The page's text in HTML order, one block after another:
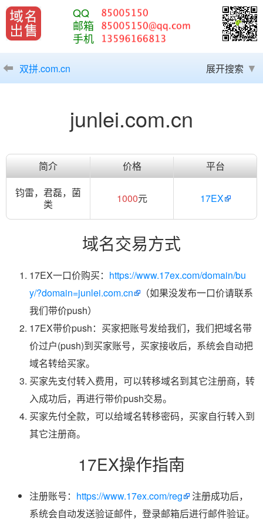
QQ
邮箱
手机
双拼.com.cn 展开搜索
junlei.com.cn
简介 价格
平台
钧雷，君磊，菌
类
1000元 17EX
域名交易方式
17EX一口价购买： https://www.17ex.com/domain/bu
y/?domain=junlei.com.cn
（如果没发布一口价请联系
我们带价push）
17EX带价push：买家把账号发给我们，我们把域名带
价过户(push)到买家账号，买家接收后，系统会自动把
域名转给买家。
买家先支付转入费用，可以转移域名到其它注册商，转
入成功后，再进行带价push交易。
买家先付全款，可以给域名转移密码，买家自行转入到
其它注册商。
17EX操作指南
注册账号： https://www.17ex.com/reg
注册成功后，
系统会自动发送验证邮件，登录邮箱后进行邮件验证。